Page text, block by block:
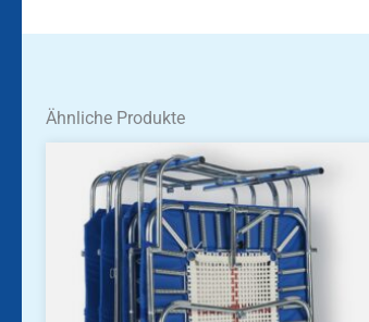
Ähnliche Produkte